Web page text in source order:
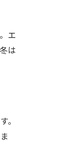
エ
は
。